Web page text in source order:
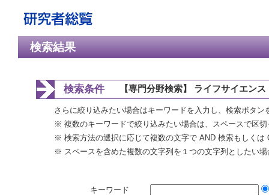
検索結果
検索条件 【専門分野検索】 ライフサイエン
さらに絞り込みたい場合はキーワードを入力し、検索ボタ
※ 複数のキーワードで絞り込みたい場合は、スペースで区
※ 検索方法の選択に応じて複数の文字で AND 検索もしくは
※ スペースを含めた複数の文字列を１つの文字列としたい
キーワード